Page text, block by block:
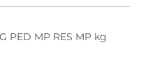
PED MP RES MP kg